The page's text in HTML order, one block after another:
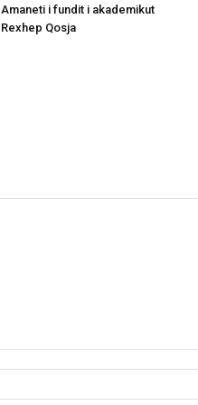
Amaneti i fundit i akademikut
Rexhep Qosja